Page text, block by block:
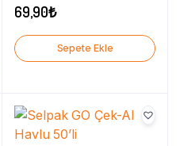
69,90₺
Sepete Ekle